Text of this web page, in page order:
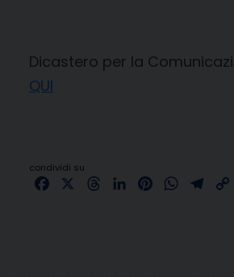
Dicastero per la
QUI
condividi su
FacebookThreadsLinkedInPinterest